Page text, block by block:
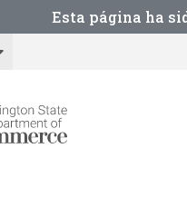
Esta página ha